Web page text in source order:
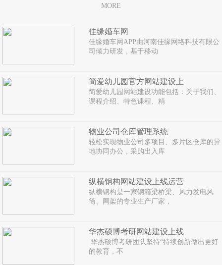
MORE
佳缘婚车网
佳缘婚车网APP由河南佳缘网络科技有限公
司倾力研发，基于移动
简爱幼儿园官方网站建设上
简爱幼儿园网站建设功能包括：关于我们、
课程介绍、特色课程、精
物业公司仓库管理系统
轻松实现物业公司多项目、多片区仓库的异
地协同办公，采购出入库
纵横钢构网站建设上线运营
纵横钢构是一家钢箱梁桥梁、风力发电风
筒、网架的专业生产厂家，
华杰硕博考研网站建设上线
华杰硕博考研团队坚持“持续创新做出更好
的教育，不